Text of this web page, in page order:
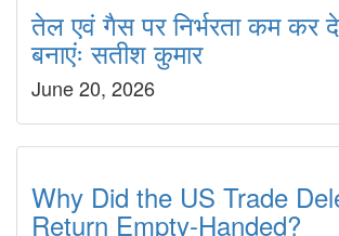
तेल एवं गैस पर निर्भरता कम कर
बनाएंः सतीश कुमार
June 20, 2026
Why Did the US Trade
Return Empty-Handed?